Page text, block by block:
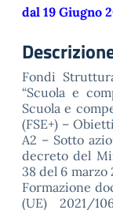
dal 19 Giugno
Fondi
“Scuola e
Scuola e
(FSE+) –
A2 – Sotto
decreto del
38 del 6
Formazione
(UE) 2021/